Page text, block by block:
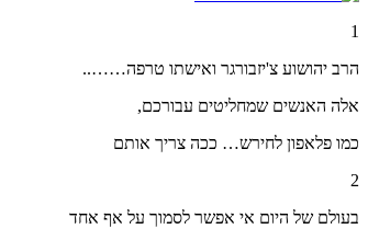
1
הרב יהושוע צ'יזבורגר ואישתו טרפה……..
אלה האנשים שמחליטים עבורכם,
כמו פלאפון לחירש… ככה צריך אותם
2
בעולם של היום אי אפשר לסמוך על אף אחד